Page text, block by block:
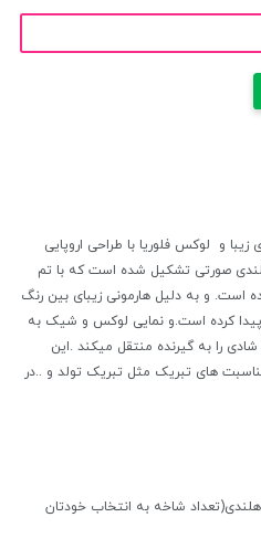
و لوکس فلوریا با طراحی اروپایی
صورتی تشکیل شده است که با تم
و به دلیل هارمونی زیبای بین رنگ
کرده است.و نمایی لوکس و شیک به
را به گیرنده منتقل میکند .این
های تبریک مثل تبریک تولد و ..در
هلندی(تعداد شاخه به انتخاب خودتان